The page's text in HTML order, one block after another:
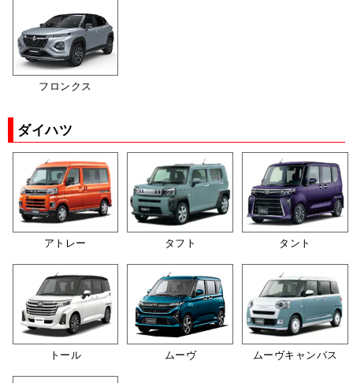
フロンクス
ダイハツ
アトレー タフト タント
トール ムーヴ ムーヴキャンバス